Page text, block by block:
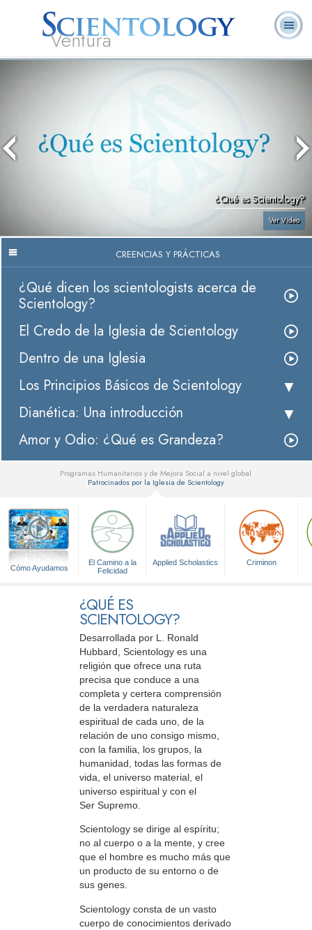
Ventura
¿Qué es Scientology?
Ver Video
CREENCIAS Y PRÁCTICAS
¿Qué dicen los scientologists acerca de
Scientology?
El Credo de la Iglesia de Scientology
Dentro de una Iglesia
Los Principios Básicos de Scientology
Dianética: Una introducción
Amor y Odio: ¿Qué es Grandeza?
Programas Humanitarios y de Mejora Social a nivel global
Patrocinados por la Iglesia de Scientology
Cómo Ayudamos
El Camino a la
Felicidad
Applied Scholastics Criminon
¿QUÉ ES
SCIENTOLOGY?
Desarrollada por L. Ronald
Hubbard, Scientology es una
religión que ofrece una ruta
precisa que conduce a una
completa y certera comprensión
de la verdadera naturaleza
espiritual de cada uno, de la
relación de uno consigo mismo,
con la familia, los grupos, la
humanidad, todas las formas de
vida, el universo material, el
universo espiritual y con el
Ser Supremo.
Scientology se dirige al espíritu;
no al cuerpo o a la mente, y cree
que el hombre es mucho más que
un producto de su entorno o de
sus genes.
Scientology consta de un vasto
cuerpo de conocimientos derivado